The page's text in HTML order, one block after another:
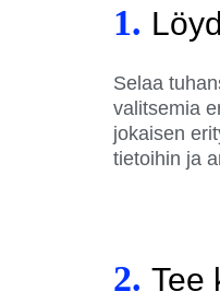
1.
Selaa
valitsemia
jokaisen
tietoihin ja
2. Tee